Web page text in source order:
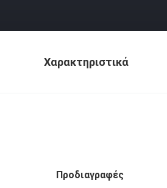
Χαρακτηριστικά
Προδιαγραφές